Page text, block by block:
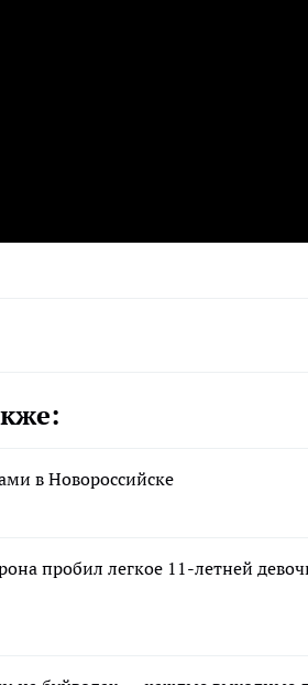
в Новороссийске
пробил легкое 11-летней